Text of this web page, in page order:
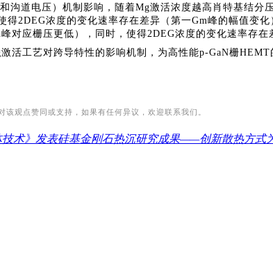
道电压）机制影响，随着Mg激活浓度越高肖特基结分
得2DEG浓度的变化速率存在差异（第一Gm峰的幅值变化
对应栅压更低），同时，使得2DEG浓度的变化速率存在
工艺对跨导特性的影响机制，为高性能p-GaN栅HEMT
观点赞同或支持，如果有任何异议，欢迎联系我们。
术》发表硅基金刚石热沉研究成果——创新散热方式